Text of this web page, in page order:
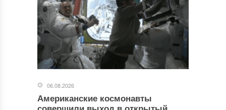
06.08.2026
Американские космонавты